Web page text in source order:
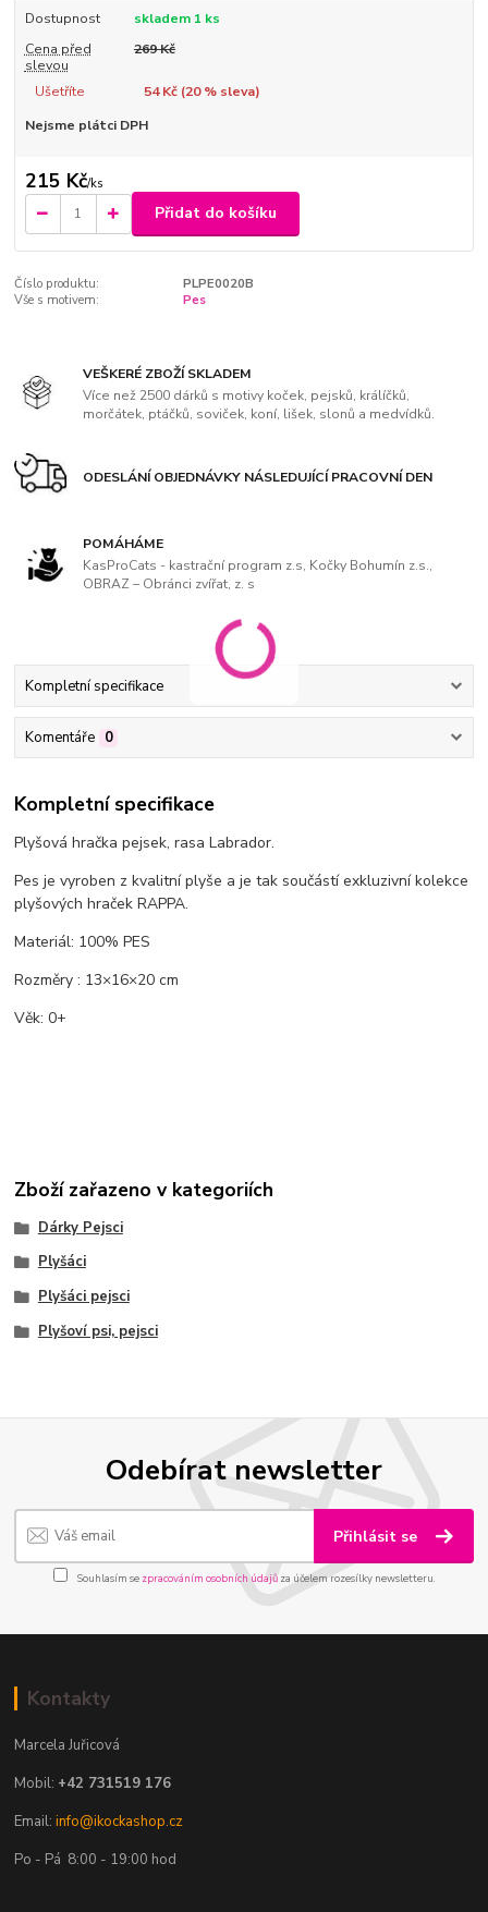
Dostupnost
skladem 1 ks
Cena před
slevou
269 Kč
Ušetříte 54 Kč (20% sleva)
Nejsme plátci DPH
215 Kč/ks
Přidat do košíku
Číslo produktu:
PLPE0020B
Vše s motivem:
Pes
VEŠKERÉ ZBOŽÍ SKLADEM
Více než 2500 dárků s motivy koček, pejsků, králíčků,
morčátek, ptáčků, soviček, koní, lišek, slonů a medvídků.
ODESLÁNÍ OBJEDNÁVKY NÁSLEDUJÍCÍ PRACOVNÍ DEN
POMÁHÁME
KasProCats - kastrační program z.s, Kočky Bohumín z.s.,
OBRAZ – Obránci zvířat, z. s
Kompletní specifikace
Komentáře 0
Kompletní specifikace
Plyšová hračka pejsek, rasa Labrador.
Pes je vyroben z kvalitní plyše a je tak součástí exkluzivní kolekce
plyšových hraček RAPPA.
Materiál: 100% PES
Rozměry : 13×16×20 cm
Věk: 0+
Zboží zařazeno v kategoriích
Dárky Pejsci
Plyšáci
Plyšáci pejsci
Plyšoví psi, pejsci
Odebírat newsletter
Přihlásit se
Souhlasím se zpracováním osobních údajůza účelem rozesílky newsletteru.
Kontakty
Marcela Juřicová
Mobil: +42 731519 176
Email:info@ikockashop.cz
Po - Pá 8:00 - 19:00 hod